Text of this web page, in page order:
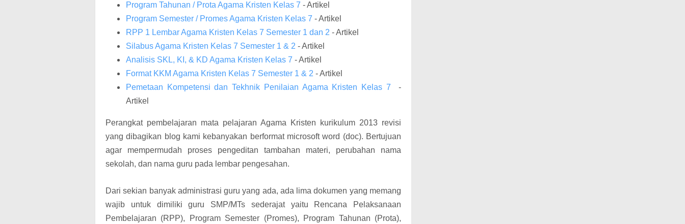
Program Tahunan / Prota Agama Kristen Kelas 7 - Artikel
Program Semester / Promes Agama Kristen Kelas 7 - Artikel
RPP 1 Lembar Agama Kristen Kelas 7 Semester 1 dan 2 - Artikel
Silabus Agama Kristen Kelas 7 Semester 1 & 2 - Artikel
Analisis SKL, KI, & KD Agama Kristen Kelas 7 - Artikel
Format KKM Agama Kristen Kelas 7 Semester 1 & 2 - Artikel
Pemetaan Kompetensi dan Tekhnik Penilaian Agama Kristen Kelas 7 -
Artikel
Perangkat pembelajaran mata pelajaran Agama Kristen kurikulum 2013 revisi
yang dibagikan blog kami kebanyakan berformat microsoft word (doc). Bertujuan
agar mempermudah proses pengeditan tambahan materi, perubahan nama
sekolah, dan nama guru pada lembar pengesahan.
Dari sekian banyak administrasi guru yang ada, ada lima dokumen yang memang
wajib untuk dimiliki guru SMP/MTs sederajat yaitu Rencana Pelaksanaan
Pembelajaran (RPP), Program Semester (Promes), Program Tahunan (Prota),